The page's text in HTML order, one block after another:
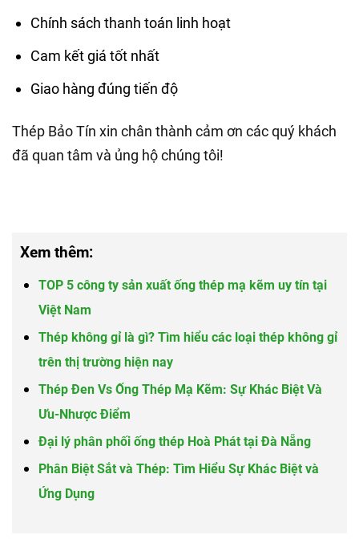
Chính sách thanh toán linh hoạt
Cam kết giá tốt nhất
Giao hàng đúng tiến độ
Thép Bảo Tín xin chân thành cảm ơn các quý khách
đã quan tâm và ủng hộ chúng tôi!
Xem thêm:
TOP 5 công ty sản xuất ống thép mạ kẽm uy tín tại
Việt Nam
Thép không gỉ là gì? Tìm hiểu các loại thép không gỉ
trên thị trường hiện nay
Thép Đen Vs Ống Thép Mạ Kẽm: Sự Khác Biệt Và
Ưu-Nhược Điểm
Đại lý phân phối ống thép Hoà Phát tại Đà Nẵng
Phân Biệt Sắt và Thép: Tìm Hiểu Sự Khác Biệt và
Ứng Dụng